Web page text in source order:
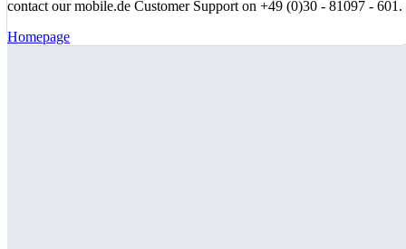
contact our mobile.de Customer Support on +49 (0)30 - 81097 - 601.
Homepage